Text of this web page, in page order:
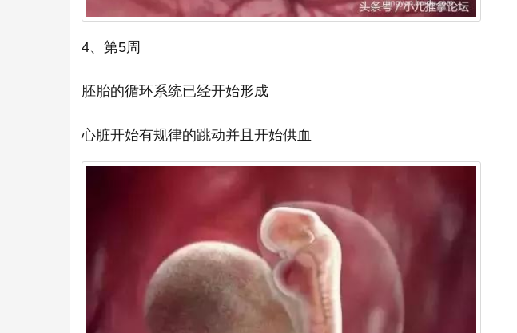
4、第5周
胚胎的循环系统已经开始形成
心脏开始有规律的跳动并且开始供血